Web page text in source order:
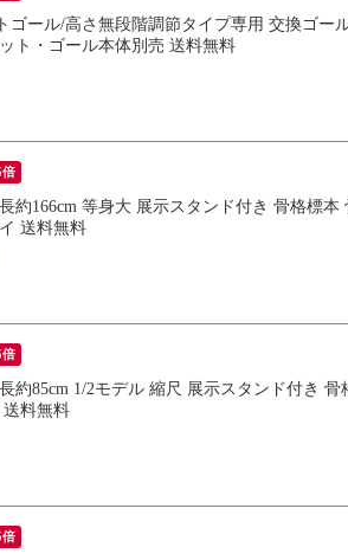
ゴール/高さ無段階調節タイプ専用 交換ゴー
ト・ゴール本体別売 送料無料
倍
約166cm 等身大 展示スタンド付き 骨格標
送料無料
倍
約85cm 1/2モデル 縮尺 展示スタンド付き
料無料
倍